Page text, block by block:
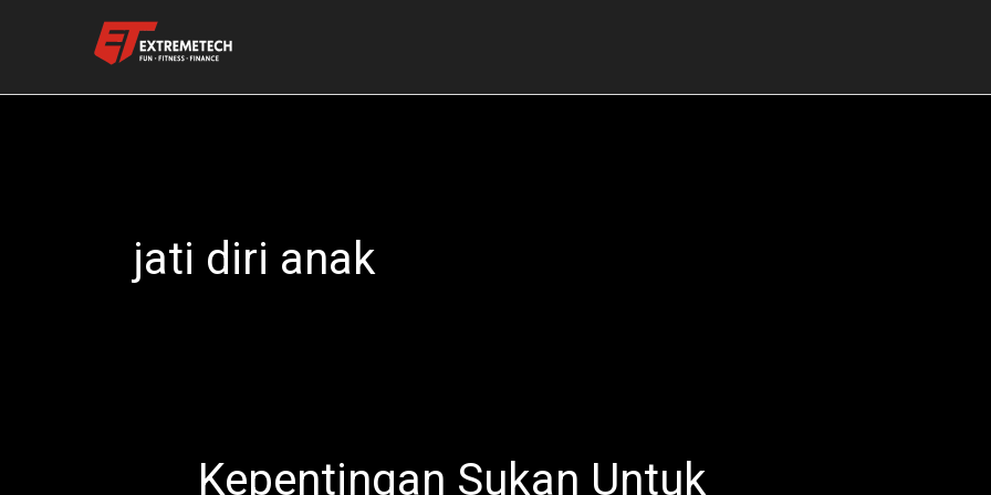
jati diri anak
Kepentingan Sukan Untuk
Kepentingan